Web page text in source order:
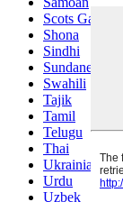
Scots Gaelic
Shona
Sindhi
Sundanese
Swahili
Tajik
Tamil
Telugu
Thai
Ukrainian
Urdu
Uzbek